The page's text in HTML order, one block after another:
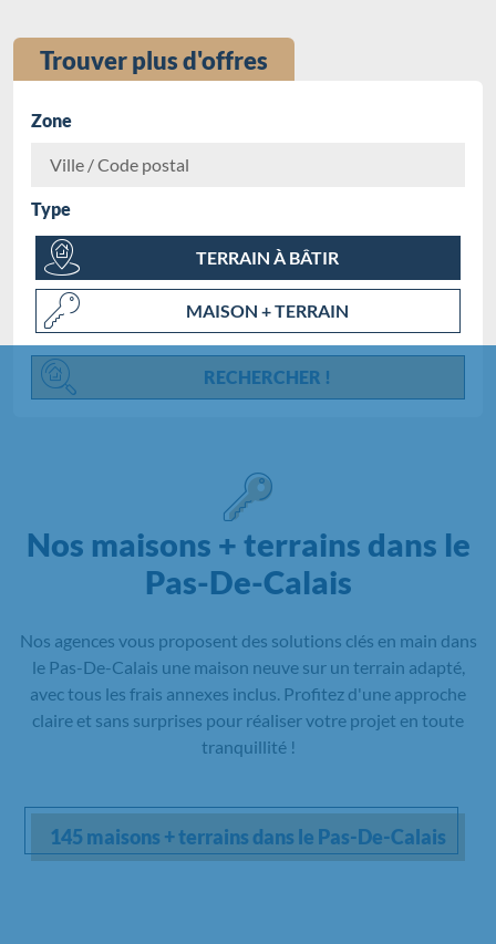
Trouver plus d'offres
Chargement...
Zone
Type
TERRAIN À BÂTIR
MAISON + TERRAIN
RECHERCHER !
Nos maisons + terrains dans le
Pas-De-Calais
Nos agences vous proposent des solutions clés en main dans
le Pas-De-Calais une maison neuve sur un terrain adapté,
avec tous les frais annexes inclus. Profitez d'une approche
claire et sans surprises pour réaliser votre projet en toute
tranquillité !
145 maisons + terrains dans le Pas-De-Calais